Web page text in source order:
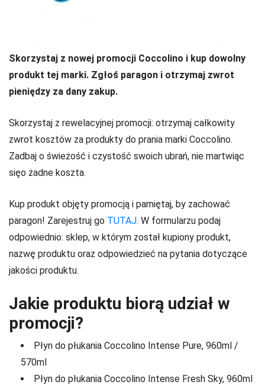
Skorzystaj z nowej promocji Coccolino i kup dowolny
produkt tej marki. Zgłoś paragon i otrzymaj zwrot
pieniędzy za dany zakup.
Skorzystaj z rewelacyjnej promocji: otrzymaj całkowity
zwrot kosztów za produkty do prania marki Coccolino.
Zadbaj o świeżość i czystość swoich ubrań, nie martwiąc
sięo żadne koszta.
Kup produkt objęty promocją i pamiętaj, by zachować
paragon! Zarejestruj go TUTAJ. W formularzu podaj
odpowiednio: sklep, w którym został kupiony produkt,
nazwę produktu oraz odpowiedzieć na pytania dotyczące
jakości produktu.
Jakie produktu biorą udział w
promocji?
Płyn do płukania Coccolino Intense Pure, 960ml /
570ml
Płyn do płukania Coccolino Intense Fresh Sky, 960ml